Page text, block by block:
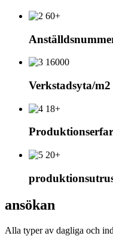
60+
16000
Verkstadsyta/m2
18+
20+
ansökan
Alla typer av dagliga och